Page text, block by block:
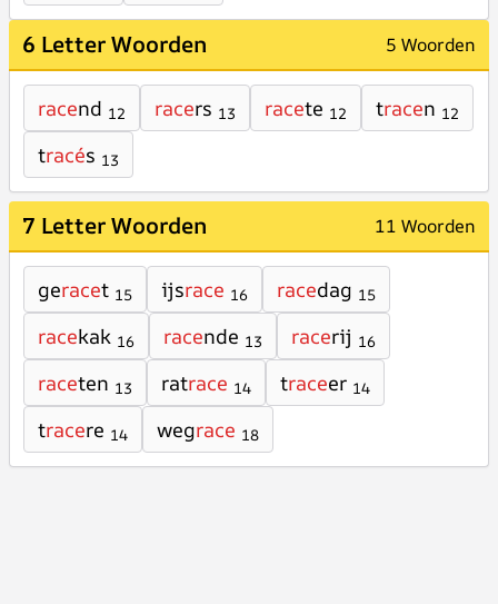
6 Letter Woorden 5 Woorden
racend 12 racers 13 racete 12 tracen 12
tracés 13
7 Letter Woorden 11 Woorden
geracet 15 ijsrace 16 racedag 15
racekak 16 racende 13 racerij 16
raceten 13 ratrace 14 traceer 14
tracere 14 wegrace 18